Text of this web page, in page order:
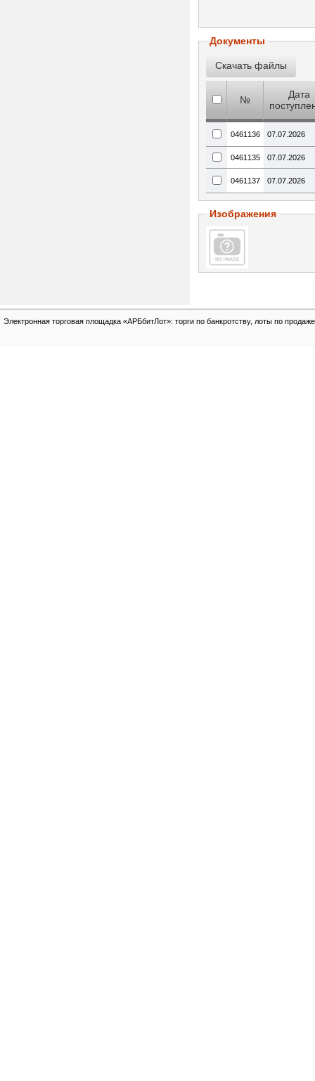
Документы
№
Дата
0461136 07.07.2026
0461135 07.07.2026
0461137 07.07.2026
Изображения
Электронная торговая площадка «АРБбитЛот»: торги по банкротству, лоты по